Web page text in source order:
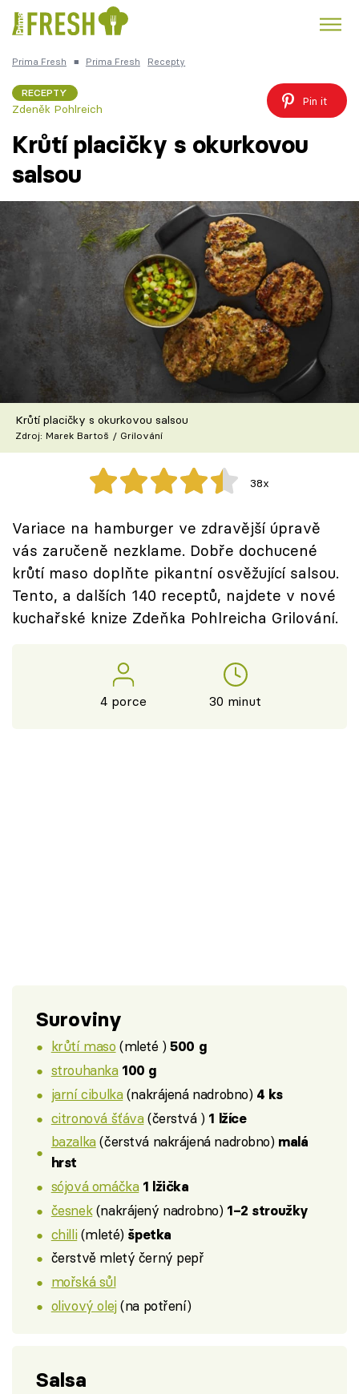
Česká kuchyně
Témata
Recepty
Články
TV Program
Škola vaření
Recepty z TV
Speciál: Cuketa
Těhotnej kuchař
Sledujte prima+
Přihlášení
Prima Fresh ■ Prima Fresh Recepty
RECEPTY
Zdeněk Pohlreich
Pin it
Krůtí placičky s okurkovou
salsou
Krůtí placičky s okurkovou salsou
Zdroj: Marek Bartoš / Grilování
38x
Variace na hamburger ve zdravější úpravě
vás zaručeně nezklame. Dobře dochucené
krůtí maso doplňte pikantní osvěžující salsou.
Tento, a dalších 140 receptů, najdete v nové
kuchařské knize Zdeňka Pohlreicha Grilování.
4 porce 30 minut
Suroviny
krůtí maso (mleté )500 g
strouhanka 100 g
jarní cibulka(nakrájená nadrobno) 4 ks
citronová šťáva(čerstvá ) 1 lžíce
bazalka(čerstvá nakrájená nadrobno) malá
hrst
sójová omáčka 1 lžička
česnek(nakrájený nadrobno) 1–2 stroužky
chilli(mleté) špetka
čerstvě mletý černý pepř
mořská sůl
olivový olej(na potření)
Salsa